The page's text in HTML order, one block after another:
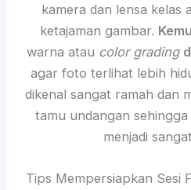
kamera dan lensa kelas
ketajaman gambar.
warna atau color grading
agar foto terlihat lebih
dikenal sangat ramah dan
tamu undangan
menjadi
Tips Mempersiapkan Sesi